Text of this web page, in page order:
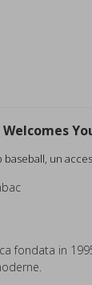
Welcomes
baseball, un
fondata in